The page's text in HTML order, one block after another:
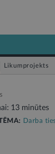
Likumprojekts
13 minūtes
Darba